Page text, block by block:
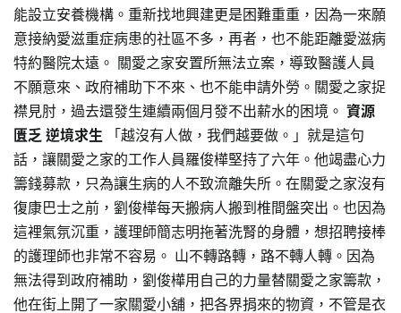
能設立安養機構。重新找地興建更是困難重重，因為一來願
意接納愛滋重症病患的社區不多，再者，也不能距離愛滋病
特約醫院太遠。 關愛之家安置所無法立案，導致醫護人員
不願意來、政府補助下不來、也不能申請外勞。關愛之家捉
襟見肘，過去還發生連續兩個月發不出薪水的困境。 資源
匱乏 逆境求生 「越沒有人做，我們越要做。」就是這句
話，讓關愛之家的工作人員羅俊樺堅持了六年。他竭盡心力
籌錢募款，只為讓生病的人不致流離失所。在關愛之家沒有
復康巴士之前，劉俊樺每天搬病人搬到椎間盤突出。也因為
這裡氣氛沉重，護理師簡志明拖著洗腎的身體，想招聘接棒
的護理師也非常不容易。 山不轉路轉，路不轉人轉。因為
無法得到政府補助，劉俊樺用自己的力量替關愛之家籌款，
他在街上開了一家關愛小舖，把各界捐來的物資，不管是衣